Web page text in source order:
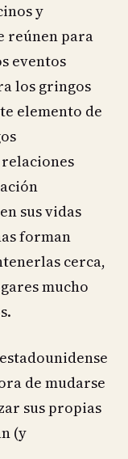
y
reúnen para
eventos
los gringos
elemento de
sus vidas
forman
cerca,
mucho
de mudarse
sus propias
(y